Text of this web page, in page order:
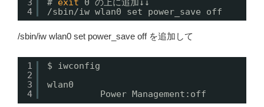
4
/sbin/iw wlan0 set power_save off
/sbin/iw wlan0 set power_save off を追加して
1
2
3
4
$ iwconfig
wlan0
Power Management:off